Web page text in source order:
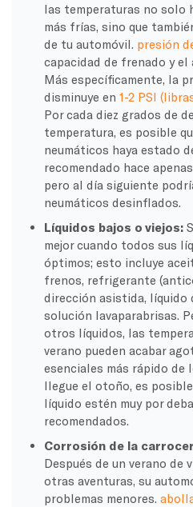
las temperaturas no solo
más frías, sino que
de tu automóvil. presión
capacidad de frenado y
Más específicamente, la
disminuye en1-2 PSI
Por cada diez grados de
temperatura, es posible
neumáticos haya estado
recomendado hace
pero al día siguiente
neumáticos desinflados.
Líquidos bajos o viejos:
mejor cuando todos sus
óptimos; esto incluye
frenos, refrigerante
dirección asistida, líquido
solución lavaparabrisas.
otros líquidos, las
verano pueden acabar
esenciales más rápido de
llegue el otoño, es
líquido estén muy por
recomendados.
Corrosión de la
Después de un verano de
otras aventuras, su
problemas menores.